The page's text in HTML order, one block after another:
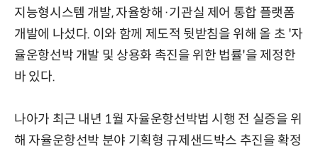
지능형시스템 개발, 자율항해·기관실 제어 통합 플랫폼
개발에 나섰다. 이와 함께 제도적 뒷받침을 위해 올 초 '자
율운항선박 개발 및 상용화 촉진을 위한 법률'을 제정한
바 있다.
나아가 최근 내년 1월 자율운항선박법 시행 전 실증을 위
해 자율운항선박 분야 기획형 규제샌드박스 추진을 확정